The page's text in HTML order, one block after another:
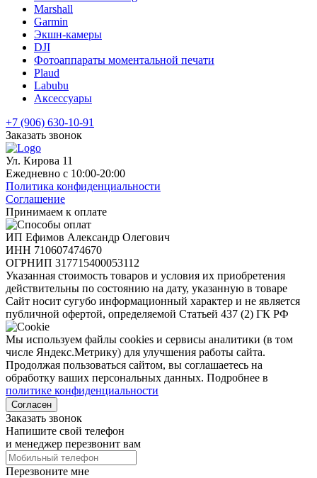
Marshall
Garmin
Экшн-камеры
DJI
Фотоаппараты моментальной печати
Plaud
Labubu
Аксессуары
+7 (906) 630-10-91
Заказать звонок
Ул. Кирова 11
Ежедневно с 10:00-20:00
Политика конфиденциальности
Соглашение
Принимаем к оплате
ИП Ефимов Александр Олегович
ИНН 710607474670
ОГРНИП 317715400053112
Указанная стоимость товаров и условия их приобретения
действительны по состоянию на дату, указанную в товаре
Сайт носит сугубо информационный характер и не является
публичной офертой, определяемой Статьей 437 (2) ГК РФ
Мы используем файлы cookies и сервисы аналитики (в том
числе Яндекс.Метрику) для улучшения работы сайта.
Продолжая пользоваться сайтом, вы соглашаетесь на
обработку ваших персональных данных. Подробнее в
политике конфиденциальности
Согласен
Заказать звонок
Напишите свой телефон
и менеджер перезвонит вам
Перезвоните мне